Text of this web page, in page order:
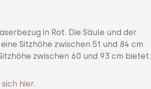
in Rot. Die Säule und der
Sitzhöhe zwischen 51 und 84 cm
zwischen 60 und 93 cm bietet.
hier.